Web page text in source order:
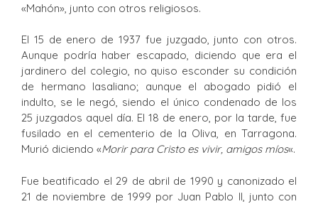
«Mahón», junto con otros religiosos.
El 15 de enero de 1937 fue juzgado, junto con otros.
Aunque podría haber escapado, diciendo que era el
jardinero del colegio, no quiso esconder su condición
de hermano lasaliano; aunque el abogado pidió el
indulto, se le negó, siendo el único condenado de los
25 juzgados aquel día. El 18 de enero, por la tarde, fue
fusilado en el cementerio de la Oliva, en Tarragona.
Murió diciendo «Morir para Cristo es vivir, amigos míos«.
Fue beatificado el 29 de abril de 1990 y canonizado el
21 de noviembre de 1999 por Juan Pablo II, junto con